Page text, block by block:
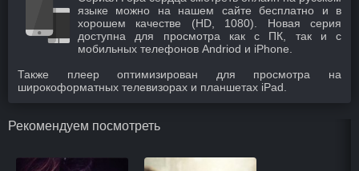
языке можно на нашем сайте бесплатно и в
хорошем качестве (HD, 1080). Новая серия
доступна для просмотра как с ПК, так и с
мобильных телефонов Andriod и iPhone.
Также плеер оптимизирован для просмотра на
широкоформатных телевизорах и планшетах iPad.
Рекомендуем посмотреть